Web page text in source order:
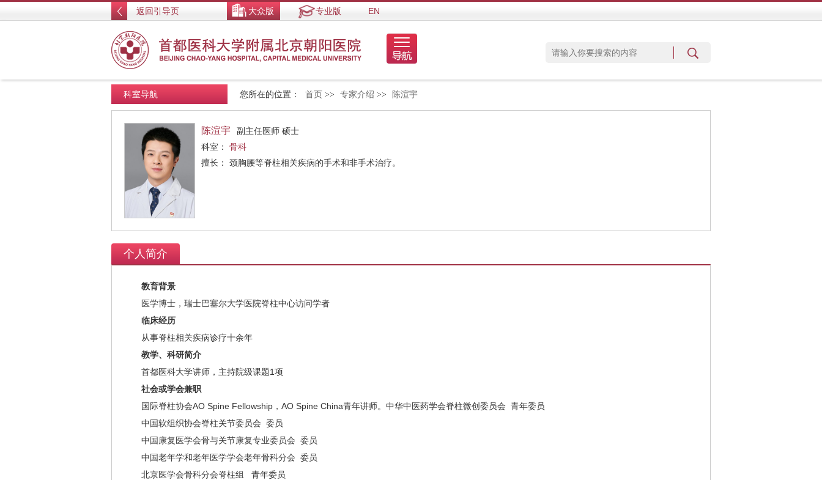
返回引导页 大众版 专业版 EN
您所在的位置： 首页 >> 专家介绍 >> 陈渲宇
科室导航
陈渲宇
副主任医师 硕士
科室： 骨科
擅长： 颈胸腰等脊柱相关疾病的手术和非手术治疗。
个人简介
教育背景
医学博士，瑞士巴塞尔大学医院脊柱中心访问学者
临床经历
从事脊柱相关疾病诊疗十余年
教学、科研简介
首都医科大学讲师，主持院级课题1项
社会或学会兼职
国际脊柱协会AO Spine Fellowship，AO Spine China青年讲师。中华中医药学会脊柱微创委员会 青年委员
中国软组织协会脊柱关节委员会 委员
中国康复医学会骨与关节康复专业委员会 委员
中国老年学和老年医学学会老年骨科分会 委员
北京医学会骨科分会脊柱组 青年委员